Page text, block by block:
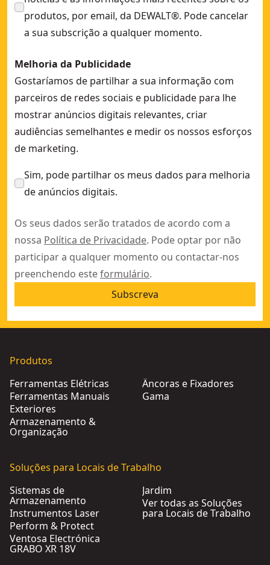
produtos, por email, da DEWALT®. Pode cancelar
a sua subscrição a qualquer momento.
Melhoria da Publicidade
Gostaríamos de partilhar a sua informação com
parceiros de redes sociais e publicidade para lhe
mostrar anúncios digitais relevantes, criar
audiências semelhantes e medir os nossos esforços
de marketing.
Sim, pode partilhar os meus dados para melhoria
de anúncios digitais.
Os seus dados serão tratados de acordo com a
nossa Política de Privacidade. Pode optar por não
participar a qualquer momento ou contactar-nos
preenchendo esteformulário.
Subscreva
Produtos
Ferramentas Elétricas
Ferramentas Manuais
Exteriores
Armazenamento &
Organização
Âncoras e Fixadores
Gama
Soluções para Locais de Trabalho
Sistemas de
Armazenamento
Instrumentos Laser
Perform & Protect
Ventosa Electrónica
GRABO XR 18V
Jardim
Ver todas as Soluções
para Locais de Trabalho